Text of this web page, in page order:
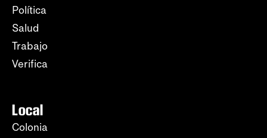
Política
Salud
Trabajo
Verifica
Local
Colonia